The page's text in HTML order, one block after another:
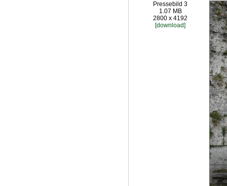
Pressebild 3
1.07 MB
2800 x 4192
[download]